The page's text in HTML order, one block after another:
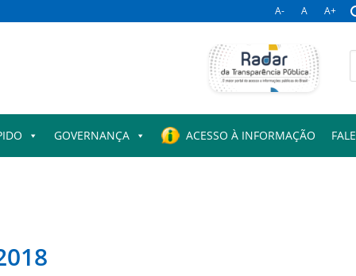
A- A A+
GOVERNANÇA ACESSO À INFORMAÇÃO